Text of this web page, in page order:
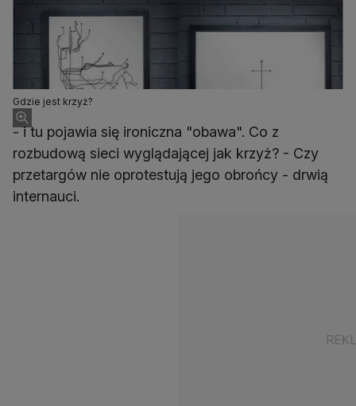
Gdzie jest krzyż?
- i tu pojawia się ironiczna "obawa". Co z
rozbudową sieci wyglądającej jak krzyż? - Czy
przetargów nie oprotestują jego obrońcy - drwią
internauci.